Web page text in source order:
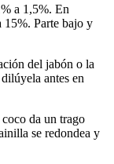
a 1,5%. En
15%. Parte bajo y
del jabón o la
antes en
da un trago
se redondea y